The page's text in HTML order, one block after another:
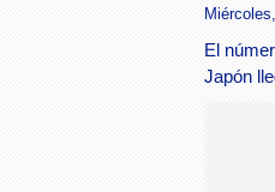
El
Japón